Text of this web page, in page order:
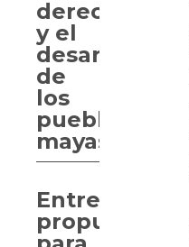
derechos
y el
desarrollo
de
los
pueblos
mayas
Entregan
propuesta